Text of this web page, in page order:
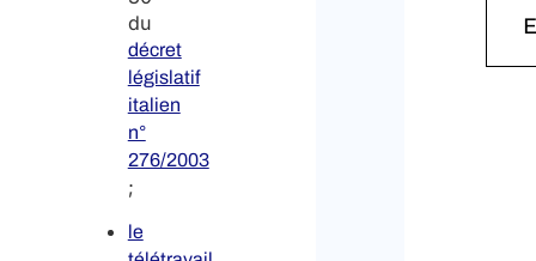
du
décret
législatif
italien
n°
276/2003
;
le